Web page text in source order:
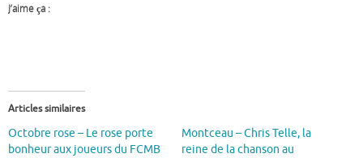
J’aime ça :
Articles similaires
Octobre rose – Le rose porte
bonheur aux joueurs du FCMB
Montceau – Chris Telle, la
reine de la chanson au